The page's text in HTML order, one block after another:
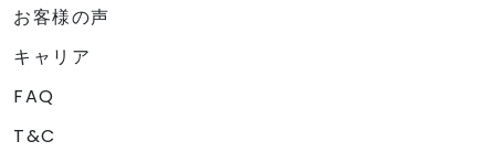
お客様の声
キャリア
FAQ
T&C